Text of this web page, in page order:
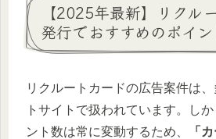
【2025年最新】リクル
発行でおすすめのポイ
リクルートカードの広告案件は
トサイトで扱われています。し
ント数は常に変動するため、
「